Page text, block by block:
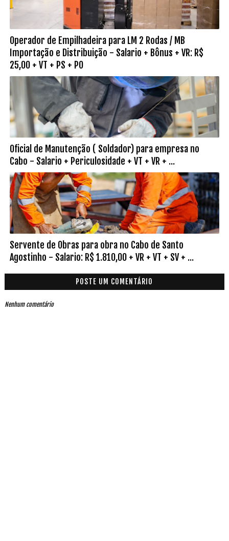
Operador de Empilhadeira para LM 2 Rodas / MB
Importação e Distribuição - Salario + Bônus + VR: R$
25,00 + VT + PS + PO
Oficial de Manutenção ( Soldador) para empresa no
Cabo - Salario + Periculosidade + VT + VR + ...
Servente de Obras para obra no Cabo de Santo
Agostinho - Salario: R$ 1.810,00 + VR + VT + SV + ...
POSTE UM COMENTÁRIO
Nenhum comentário